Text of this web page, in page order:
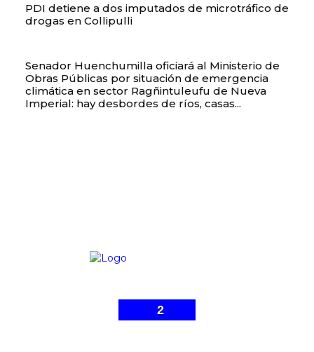
PDI detiene a dos imputados de microtráfico de
drogas en Collipulli
Senador Huenchumilla oficiará al Ministerio de
Obras Públicas por situación de emergencia
climática en sector Ragñintuleufu de Nueva
Imperial: hay desbordes de ríos, casas...
2